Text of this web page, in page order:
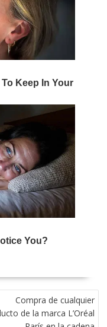
Compra de cualquier
de la marca L’Oréal